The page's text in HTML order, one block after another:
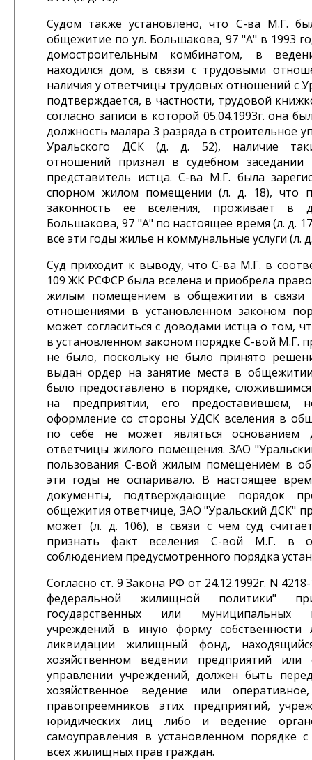
Судом также установлено, что С-ва М.Г.
общежитие по ул. Большакова, 97 "А" в 1993
домостроительным комбинатом, в
находился дом, в связи с трудовыми
наличия у ответчицы трудовых отношений с
подтверждается, в частности, трудовой
согласно записи в которой 05.04.1993г. она
должность маляра 3 разряда в строительное
Уральского ДСК (д. д. 52), наличие
отношений признал в судебном заседании
представитель истца. С-ва М.Г. была
спорном жилом помещении (л. д. 18), что
законность ее вселения, проживает в
Большакова, 97 "А" по настоящее время (л. д.
все эти годы жилье н коммунальные услуги (л.
Суд приходит к выводу, что С-ва М.Г. в
109 ЖК РСФСР была вселена и приобрела
жилым помещением в общежитии в связи
отношениями в установленном законом
может согласиться с доводами истца о том,
в установленном законом порядке С-вой М.Г.
не было, поскольку не было принято
выдан ордер на занятие места в
было предоставлено в порядке,
на предприятии, его предоставившем,
оформление со стороны УДСК вселения в
по себе не может являться основанием
ответчицы жилого помещения. ЗАО
пользования С-вой жилым помещением в
эти годы не оспаривало. В настоящее
документы, подтверждающие порядок
общежития ответчице, ЗАО "Уральский ДСК"
может (л. д. 106), в связи с чем суд
признать факт вселения С-вой М.Г. в
соблюдением предусмотренного порядка
Согласно ст. 9 Закона РФ от 24.12.1992г. N
федеральной жилищной политики"
государственных или муниципальных
учреждений в иную форму
ликвидации жилищный фонд,
хозяйственном ведении предприятий или
управлении учреждений, должен быть
хозяйственное ведение или
правопреемников этих предприятий,
юридических лиц либо и ведение
самоуправления в установленном порядке
всех жилищных прав граждан.